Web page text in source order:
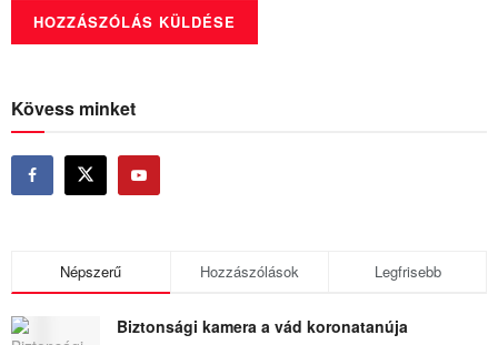
Kövess minket
Népszerű Hozzászólások Legfrisebb
Biztonsági kamera a vád koronatanúja